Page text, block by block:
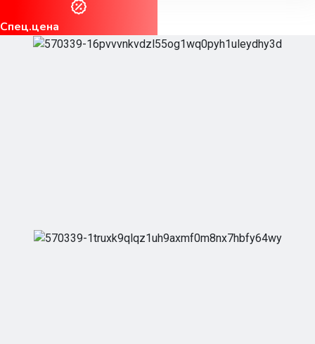
Спец.цена